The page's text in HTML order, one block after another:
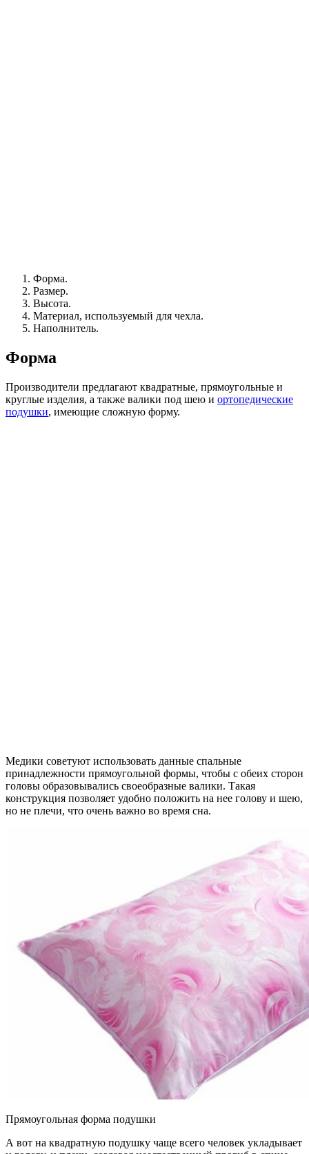
Форма.
Размер.
Высота.
Материал, используемый для чехла.
Наполнитель.
Форма
Производители предлагают квадратные, прямоугольные и
круглые изделия, а также валики под шею и ортопедические
подушки, имеющие сложную форму.
Медики советуют использовать данные спальные
принадлежности прямоугольной формы, чтобы с обеих сторон
головы образовывались своеобразные валики. Такая
конструкция позволяет удобно положить на нее голову и шею,
но не плечи, что очень важно во время сна.
Прямоугольная форма подушки
А вот на квадратную подушку чаще всего человек укладывает